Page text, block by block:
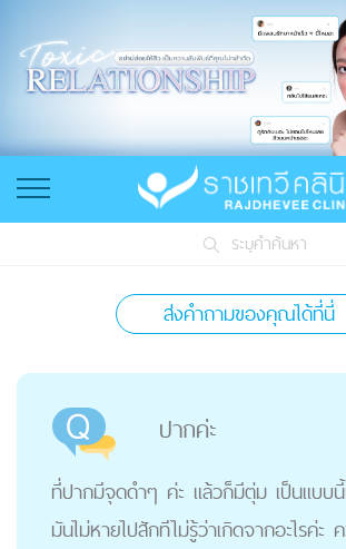
ระบุคำค้นหา
ส่งคำถามของคุณได้ที่นี่
ปากค่ะ
ที่ปากมีจุดดำๆ ค่ะ แล้วก็มีตุ่ม เป็นแบบ
มันไม่หายไปสักทีไม่รู้ว่าเกิดจากอะไรค่ะ